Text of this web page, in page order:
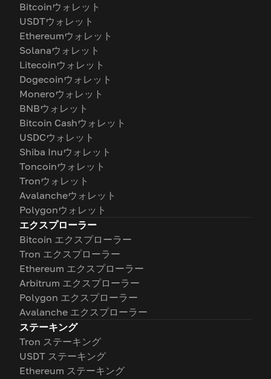
Bitcoinウォレット
USDTウォレット
Ethereumウォレット
Solanaウォレット
Litecoinウォレット
Dogecoinウォレット
Moneroウォレット
BNBウォレット
Bitcoin Cashウォレット
USDCウォレット
Shiba Inuウォレット
Toncoinウォレット
Tronウォレット
Avalancheウォレット
Polygonウォレット
エクスプローラー
Bitcoin エクスプローラー
Tron エクスプローラー
Ethereum エクスプローラー
Arbitrum エクスプローラー
Polygon エクスプローラー
Avalanche エクスプローラー
ステーキング
Tron ステーキング
USDT ステーキング
Ethereum ステーキング